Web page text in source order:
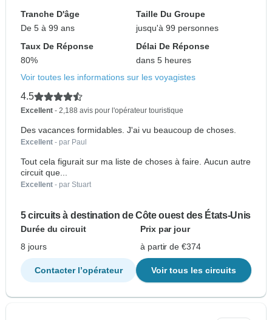
Tranche D'âge
De 5 à 99 ans
Taille Du Groupe
jusqu'à 99 personnes
Taux De Réponse
80%
Délai De Réponse
dans 5 heures
Voir toutes les informations sur les voyagistes
4.5
Excellent - 2,188 avis pour l'opérateur touristique
Des vacances formidables. J'ai vu beaucoup de choses.
Excellent - par Paul
Tout cela figurait sur ma liste de choses à faire. Aucun autre
circuit que...
Excellent - par Stuart
5 circuits à destination de Côte ouest des États-Unis
Durée du circuit
Prix par jour
8 jours
à partir de €374
Contacter l’opérateur Voir tous les circuits